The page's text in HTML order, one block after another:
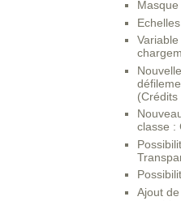
classe :
Ajout